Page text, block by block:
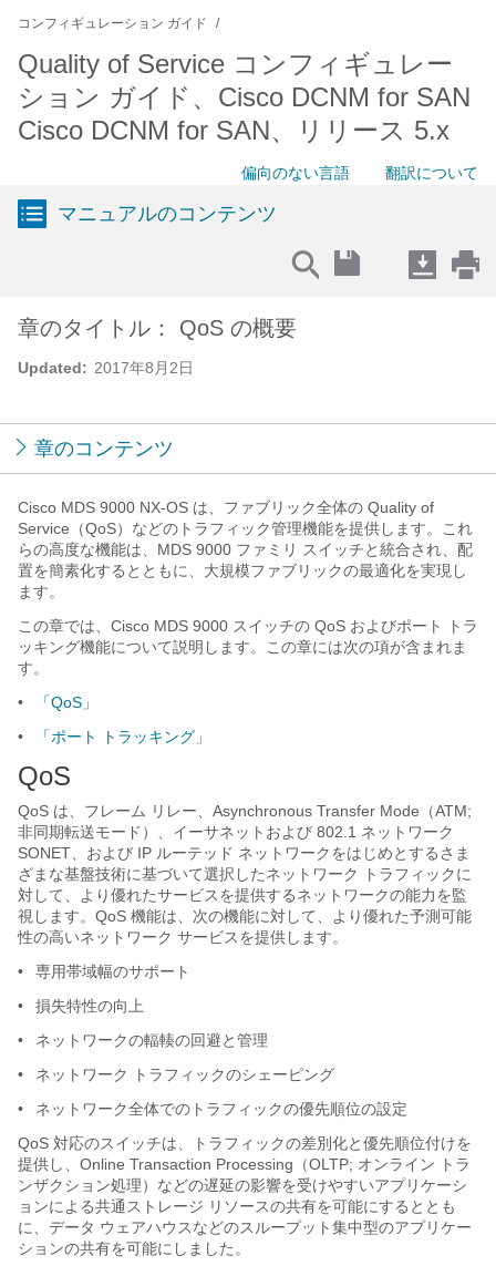
コンフィギュレーション ガイド
Quality of Service コンフィギュレー
ション ガイド、Cisco DCNM for SAN
Cisco DCNM for SAN、リリース 5.x
偏向のない言語 翻訳について
マニュアルのコンテンツ
Updated: 2017年8月2日
章のタイトル： QoS の概要
章のコンテンツ
Cisco MDS 9000 NX-OS は、ファブリック全体の Quality of
Service（QoS）などのトラフィック管理機能を提供します。これ
らの高度な機能は、MDS 9000 ファミリ スイッチと統合され、配
置を簡素化するとともに、大規模ファブリックの最適化を実現し
ます。
この章では、Cisco MDS 9000 スイッチの QoS およびポート トラ
ッキング機能について説明します。この章には次の項が含まれま
す。
•
「QoS」
•
「ポート トラッキング」
QoS
QoS は、フレーム リレー、Asynchronous Transfer Mode（ATM;
非同期転送モード）、イーサネットおよび 802.1 ネットワーク
SONET、および IP ルーテッド ネットワークをはじめとするさま
ざまな基盤技術に基づいて選択したネットワーク トラフィックに
対して、より優れたサービスを提供するネットワークの能力を監
視します。QoS 機能は、次の機能に対して、より優れた予測可能
性の高いネットワーク サービスを提供します。
•
専用帯域幅のサポート
•
損失特性の向上
•
ネットワークの輻輳の回避と管理
•
ネットワーク トラフィックのシェーピング
•
ネットワーク全体でのトラフィックの優先順位の設定
QoS 対応のスイッチは、トラフィックの差別化と優先順位付けを
提供し、Online Transaction Processing（OLTP; オンライン トラ
ンザクション処理）などの遅延の影響を受けやすいアプリケーシ
ョンによる共通ストレージ リソースの共有を可能にするととも
に、データ ウェアハウスなどのスループット集中型のアプリケー
ションの共有を可能にしました。